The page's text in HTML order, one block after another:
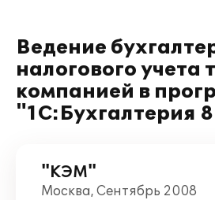
Ведение
налогового учета
компанией в
"1С:Бухгалтерия
"КЭМ"
Москва, Сентябрь 2008